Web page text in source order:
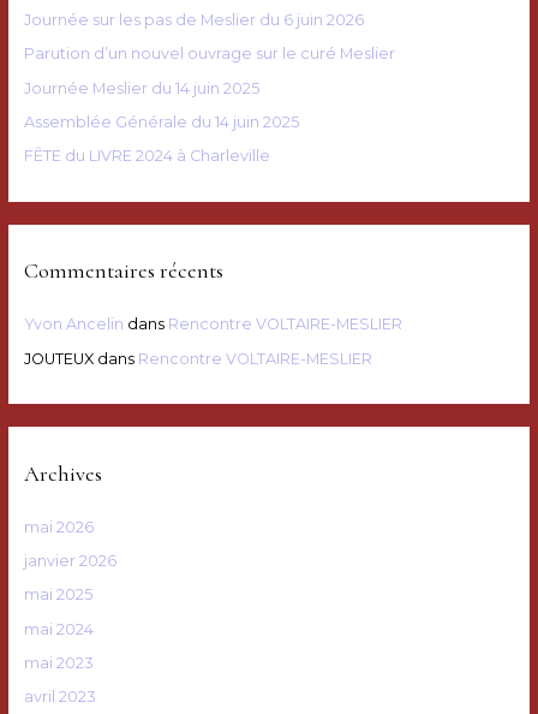
c
:
Journée sur les pas de Meslier du 6 juin 2026
Parution d’un nouvel ouvrage sur le curé Meslier
Journée Meslier du 14 juin 2025
Assemblée Générale du 14 juin 2025
FÊTE du LIVRE 2024 à Charleville
Commentaires récents
Yvon Ancelin dans Rencontre VOLTAIRE-MESLIER
JOUTEUXdans Rencontre VOLTAIRE-MESLIER
Archives
mai 2026
janvier 2026
mai 2025
mai 2024
mai 2023
avril 2023